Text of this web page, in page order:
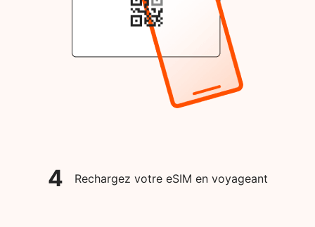
4 Rechargez votre eSIM en voyageant